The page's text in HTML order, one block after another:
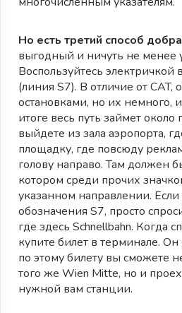
Но есть третий способ
выгодный и ничуть не менее
Воспользуйтесь электричкой
(линия S7). В отличие от CAT,
остановками, но их немного,
итоге весь путь займет около
выйдете из зала аэропорта,
площадку, где повсюду
голову направо. Там должен
котором среди прочих
указанном направлении.
обозначения S7, просто
где здесь Schnellbahn. Когда
купите билет в терминале. Он
по этому билету вы сможете
того же Wien Mitte, но и
нужной вам станции.